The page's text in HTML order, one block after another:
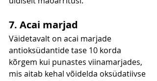
7. Acai marjad
Väidetavalt on acai marjade
antioksüdantide tase 10 korda
kõrgem kui punastes viinamarjades,
mis aitab kehal võidelda oksüdatiivse